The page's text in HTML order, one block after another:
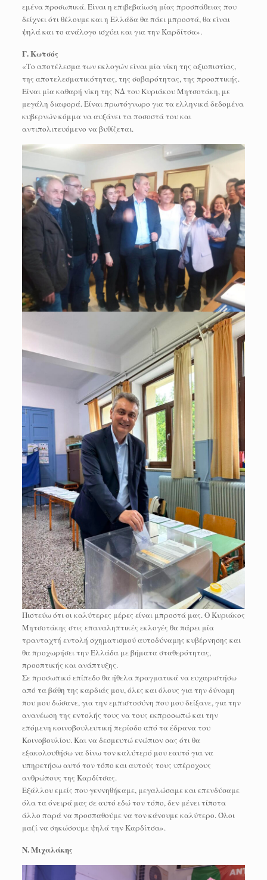
εμένα προσωπικά. Είναι η επιβεβαίωση μίας προσπάθειας που
δείχνει ότι θέλουμε και η Ελλάδα θα πάει μπροστά, θα είναι
ψηλά και το ανάλογο ισχύει και για την Καρδίτσα».
Γ. Κωτσός
«Το αποτέλεσμα των εκλογών είναι μία νίκη της αξιοπιστίας,
της αποτελεσματικότητας, της σοβαρότητας, της προοπτικής.
Είναι μία καθαρή νίκη της ΝΔ του Κυριάκου Μητσοτάκη, με
μεγάλη διαφορά. Είναι πρωτόγνωρο για τα ελληνικά δεδομένα
κυβερνών κόμμα να αυξάνει τα ποσοστά του και
αντιπολιτευόμενο να βυθίζεται.
Πιστεύω ότι οι καλύτερες μέρες είναι μπροστά μας. Ο Κυριάκος
Μητσοτάκης στις επαναληπτικές εκλογές θα πάρει μία
τρανταχτή εντολή σχηματισμού αυτοδύναμης κυβέρνησης και
θα προχωρήσει την Ελλάδα με βήματα σταθερότητας,
προοπτικής και ανάπτυξης.
Σε προσωπικό επίπεδο θα ήθελα πραγματικά να ευχαριστήσω
από τα βάθη της καρδιάς μου, όλες και όλους για την δύναμη
που μου δώσανε, για την εμπιστοσύνη που μου δείξανε, για την
ανανέωση της εντολής τους να τους εκπροσωπώ και την
επόμενη κοινοβουλευτική περίοδο από τα έδρανα του
Κοινοβουλίου. Και να δεσμευτώ ενώπιον σας ότι θα
εξακολουθήσω να δίνω τον καλύτερό μου εαυτό για να
υπηρετήσω αυτό τον τόπο και αυτούς τους υπέροχους
ανθρώπους της Καρδίτσας.
Εξάλλου εμείς που γεννηθήκαμε, μεγαλώσαμε και επενδύσαμε
όλα τα όνειρά μας σε αυτό εδώ τον τόπο, δεν μένει τίποτα
άλλο παρά να προσπαθούμε να τον κάνουμε καλύτερο. Όλοι
μαζί να σηκώσουμε ψηλά την Καρδίτσα».
N. Μιχαλάκης